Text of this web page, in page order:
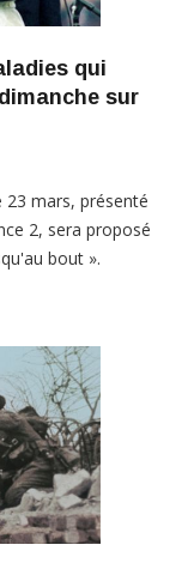
qui
sur
23 mars, présenté
2, sera proposé
bout ».